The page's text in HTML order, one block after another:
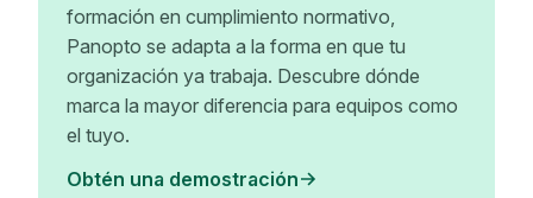
formación en cumplimiento normativo,
Panopto se adapta a la forma en que tu
organización ya trabaja. Descubre dónde
marca la mayor diferencia para equipos como
el tuyo.
Obtén una demostración